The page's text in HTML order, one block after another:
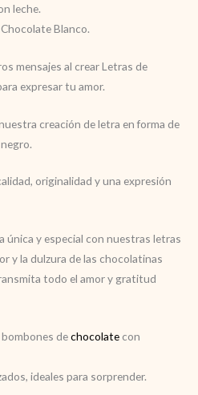
leche.
Blanco.
mensajes al crear Letras de
expresar tu amor.
creación de letra en forma de
originalidad y una expresión
única y especial con nuestras letras
y la dulzura de las chocolatinas
todo el amor y gratitud
bombones dechocolate con
ideales para sorprender.